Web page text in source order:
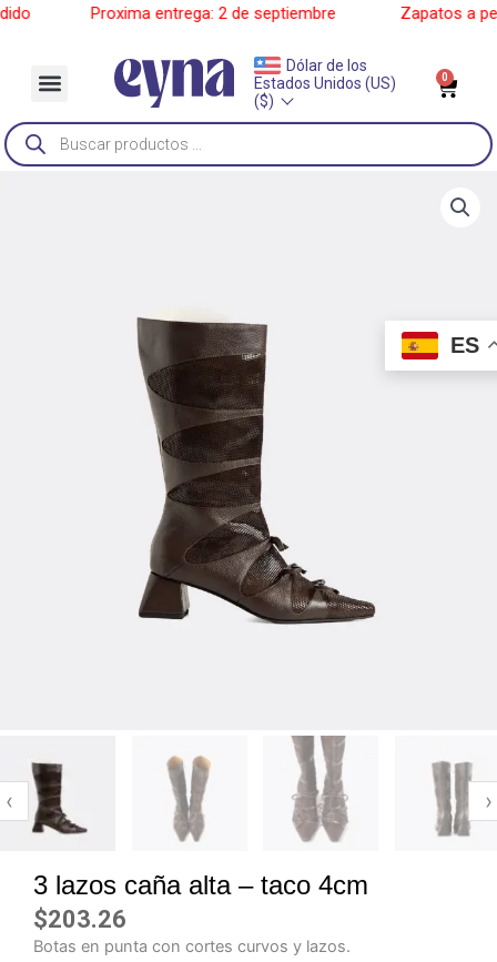
Ir______ Proxima entrega: 2 de septiembre______ Zapatos a
Menu
Dólar de los
Estados Unidos (US)
($)
0
Búsqueda
de
productos
‹ ›
3 lazos caña alta – taco 4cm
$203.26
Botas en punta con cortes curvos y lazos.
ES